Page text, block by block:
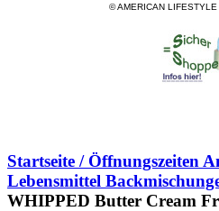
© AMERICAN
Startseite / Öffnungszeiten
Lebensmittel
WHIPPED Butter Cream